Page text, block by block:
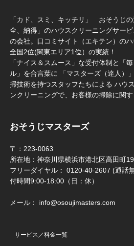
「カド、スミ、キッチリ」 おそうじ
全、納得」のハウスクリーニングサー
の会社。口コミサイト（エキテン）の
全国2位(関東エリア1位）の実績！
「ナイス＆スムース」な受付体制と「
ル」を合言葉に 「マスターズ（達人）
掃技術を持つスタッフたちによる ハウ
ンクリーニングで、お客様の掃除に関す
おそうじマスターズ
〒：223-0063
所在地：神奈川県横浜市港北区高田町
フリーダイヤル： 0120-40-2607 (通話
付時間9:00-18:00（日：休）
メール： info@osoujimasters.com
サービス／料金一覧